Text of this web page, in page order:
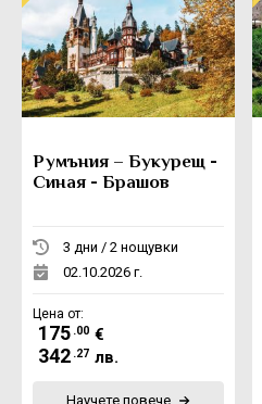
Румъния – Букурещ -
Синая - Брашов
3 дни / 2 нощувки
02.10.2026 г.
Цена от:
175 .00 €
342 .27 лв.
Научете повече